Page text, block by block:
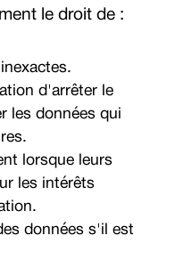
le droit de :
d'arrêter le
les données qui
lorsque leurs
les intérêts
données s'il est